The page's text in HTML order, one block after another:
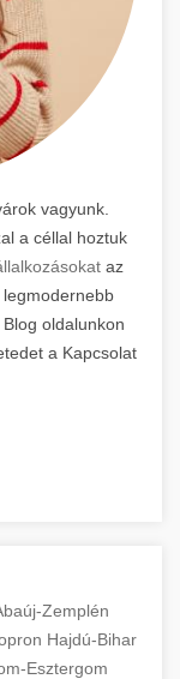
vagyunk.
a céllal hoztuk
az
legmodernebb
oldalunkon
a Kapcsolat
Zemplén
Hajdú-Bihar
Esztergom